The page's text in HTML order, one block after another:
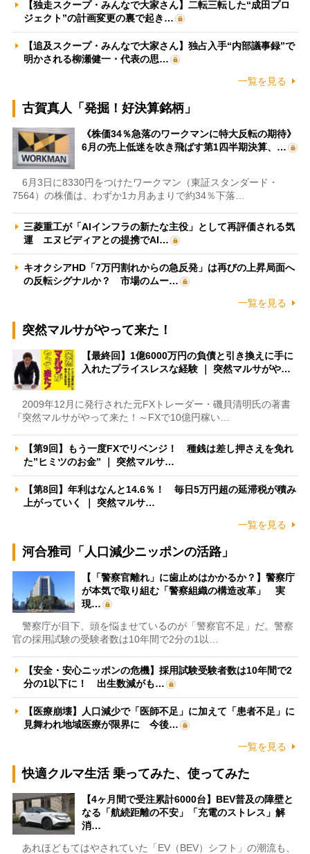
【独走スクープ・みんなで大家さん】二転三転した“成田プロ
ジェクト”の計画変更の裏で起き…
【追及スクープ・みんなで大家さん】独占入手“内部議事録”で
明かされる柳瀬健一・代表の思…
一覧を見る
古賀真人「発掘！好決算銘柄」
《株価34％急落のワークマンに特大反転の期待》
6月の売上低迷を吹き飛ばす第1四半期決算、…
6月3日に8330円をつけたワークマン（東証スタンダード・
7564）の株価は、わずか1カ月あまりで約34％下落…
三菱重工が「AIインフラの新たな主役」として再評価される気
運 エヌビディアとの提携でAI…
キオクシアHD「7万円割れからの急反発」は再びの上昇局面へ
の反転シグナルか？ 市場のムー…
一覧を見る
突然マルサがやって来た！
【最終回】1億6000万円の負債と引き換えに手に
入れたプライスレスな経験 ｜ 突然マルサがや…
2009年12月に発行された元FXトレーダー・磯貝清明氏の著書
『突然マルサがやって来た！～FXで10億円稼い…
【第9回】もう一度FXでリベンジ！ 種銭は差し押さえを免れ
た”ヒミツのお金” ｜ 突然マルサ…
【第8回】年利はなんと14.6％！ 毎日5万円超の延滞税が積み
上がっていく ｜ 突然マルサ…
一覧を見る
河合雅司「人口減少ニッポンの活路」
【「警察官離れ」に歯止めはかかるか？】警察庁
が本気で取り組む「警察組織の構造改革」 実
現…
警察庁が目下、頭を悩ませているのが「警察官不足」だ。警察
官の採用試験の受験者数は10年間で2分の1以…
【安全・安心ニッポンの危機】採用試験受験者数は10年間で2
分の1以下に！ 出生数減がも…
【医療崩壊】人口減少で「医師不足」に加えて「患者不足」に
見舞われ地域医療が限界に 今後…
一覧を見る
快適クルマ生活 乗ってみた、使ってみた
【4ヶ月間で受注累計6000台】BEV普及の障壁と
なる「航続距離の不安」「充電のストレス」解
消…
あれほどもてはやされていた「EV（BEV）シフト」の潮流も、